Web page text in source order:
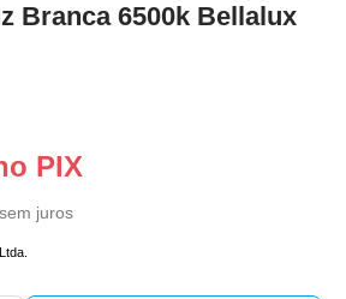
Branca 6500k Bellalux
PIX
sem juros